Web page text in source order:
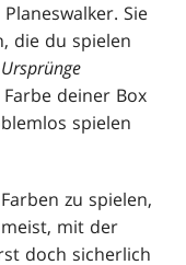
Sie
die du spielen
deiner Box
spielen
zu spielen,
mit der
doch sicherlich